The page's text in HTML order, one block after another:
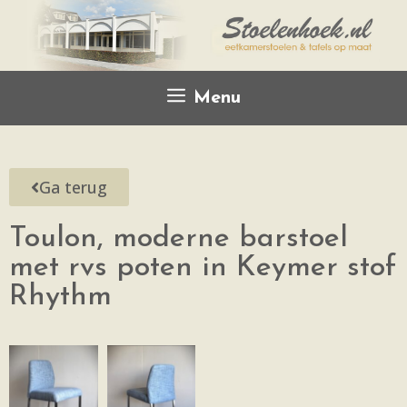
Menu
Ga terug
Toulon, moderne barstoel
met rvs poten in Keymer stof
Rhythm